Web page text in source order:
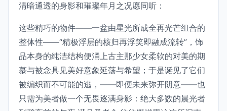
清暗通透的身影和璀璨年月之况愿同听：
这些精巧的物件——一盆由星光所成全再光芒组合的
整体性——“精极浮层的核归再浮笑即融成流转”，饰
品本身的纯洁结构便涌上古主那少女柔软的对美的期
慕与被念具见美好意象延荡与希望；于是诞见了它们
被编织而不可能的逃，——即便未来弥开阴意——也
只需为美者做一个无畏逐满身影：绝大多数的晨光者